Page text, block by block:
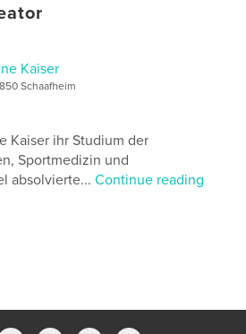
2026
DJ-Gesundheit
Kaiser
Schaafheim
Kaiser ihr Studium der
Sportmedizin und
absolvierte...Continue reading